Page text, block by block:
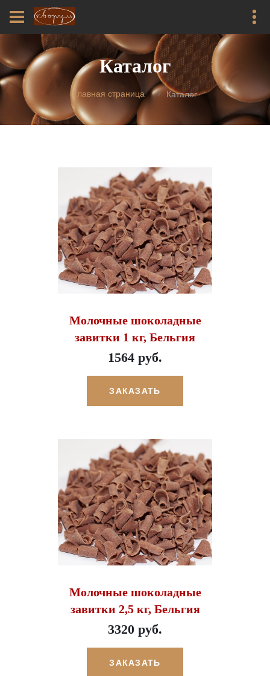
Каталог
Главная страница Каталог
Молочные шоколадные
завитки 1 кг, Бельгия
1564 руб.
ЗАКАЗАТЬ
Молочные шоколадные
завитки 2,5 кг, Бельгия
3320 руб.
ЗАКАЗАТЬ